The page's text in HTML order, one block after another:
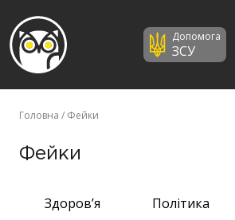
Допомога
ЗСУ
Головна / Фейки
Фейки
Здоров’я Політика